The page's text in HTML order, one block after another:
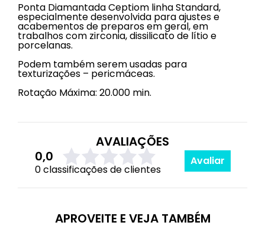
Ponta Diamantada Ceptiom linha Standard,
especialmente desenvolvida para ajustes e
acabementos de preparos em geral, em
trabalhos com zirconia, dissilicato de lítio e
porcelanas.
Podem também serem usadas para
texturizações – pericmáceas.
Rotação Máxima: 20.000 min.
AVALIAÇÕES
0,0
0 classificações de clientes
Avaliar
APROVEITE E VEJA TAMBÉM